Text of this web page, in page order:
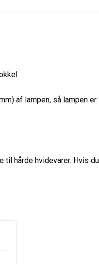
af lampen, så lampen er
hårde hvidevarer. Hvis